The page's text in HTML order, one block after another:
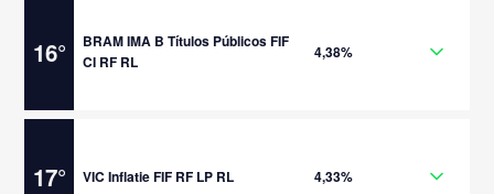
16°
BRAM IMA B Títulos Públicos FIF
CI RF RL
4,38%
17° VIC Inflatie FIF RF LP RL 4,33%